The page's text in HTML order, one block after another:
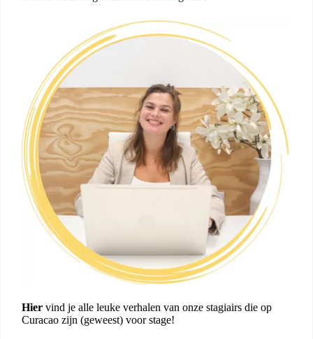
Hier vind je alle leuke verhalen van onze stagiairs die op
Curacao zijn (geweest) voor stage!